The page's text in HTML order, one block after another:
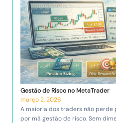
Gestão de Risco no MetaTrader
março 2, 2026
A maioria dos traders não
por má gestão de risco. Sem